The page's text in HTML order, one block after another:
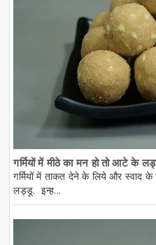
गर्मियों में मीठे का मन हो तो आटे के
गर्मियों में ताकत देने के लिये और
लड्डू. इन्ह...